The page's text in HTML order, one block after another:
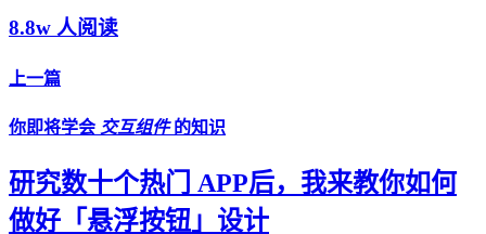
8.8w 人阅读
上一篇
你即将学会 交互组件的知识
研究数十个热门 APP后，我来教你如何
做好「悬浮按钮」设计